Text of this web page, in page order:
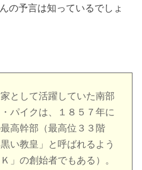
の予言は知っているでしょ
として活躍していた南部
パイクは、１８５７年に
高幹部（最高位３３階
い教皇」と呼ばれるよう
」の創始者でもある）。